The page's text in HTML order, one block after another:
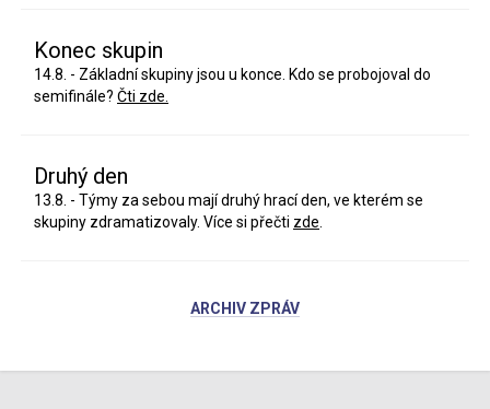
Konec skupin
14.8. - Základní skupiny jsou u konce. Kdo se probojoval do
semifinále? Čti zde.
Druhý den
13.8. - Týmy za sebou mají druhý hrací den, ve kterém se
skupiny zdramatizovaly. Více si přečti zde
ARCHIV ZPRÁV